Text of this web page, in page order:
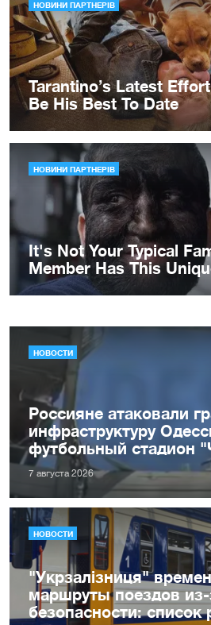
НОВОСТИ
Россияне атаковали
инфраструктуру
футбольный стадион
7 августа 2026
НОВОСТИ
"Укрзалізниця"
маршруты поездов
безопасности: список